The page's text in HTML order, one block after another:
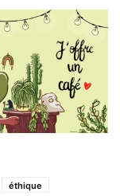
éthique